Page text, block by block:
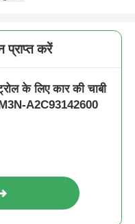
प्राप्त करें
के लिए कार की चाबी
A2C93142600